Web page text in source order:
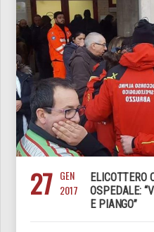
27 GEN
2017
ELICOTTERO
OSPEDALE:
E PIANGO”